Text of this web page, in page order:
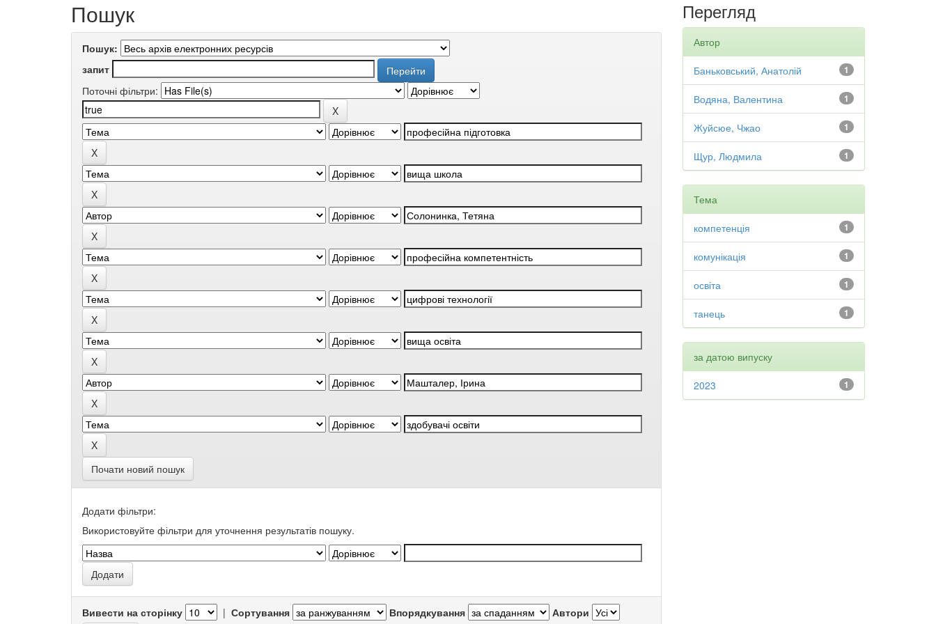
Пошук
Пошук:
запит
Поточні фільтри:
Почати новий пошук
Додати фільтри:
Використовуйте фільтри для уточнення результатів пошуку.
Вивести на сторінку | Сортування Впорядкування Автори
Перегляд
Автор
1
Баньковський, Анатолій
1
Водяна, Валентина
1
Жуйсюе, Чжао
1
Щур, Людмила
Тема
1
компетенція
1
комунікація
1
освіта
1
танець
за датою випуску
1
2023